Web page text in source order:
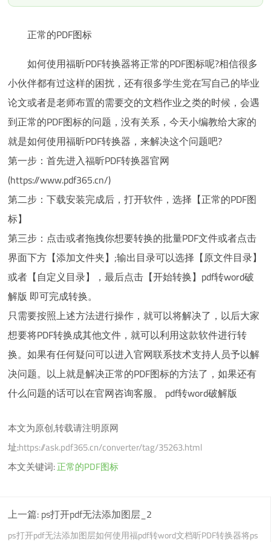
转换器
正常的PDF图标
如何使用福昕PDF转换器将正常的PDF图标呢?相信很多
小伙伴都有过这样的困扰，还有很多学生党在写自己的毕业
论文或者是老师布置的需要交的文档作业之类的时候，会遇
到正常的PDF图标的问题，没有关系，今天小编教给大家的
就是如何使用福昕PDF转换器，来解决这个问题吧?
第一步：首先进入福昕PDF转换器官网
(https://www.pdf365.cn/)
第二步：下载安装完成后，打开软件，选择【正常的PDF图
标】
第三步：点击或者拖拽你想要转换的批量PDF文件或者点击
界面下方【添加文件夹】;输出目录可以选择【原文件目录】
或者【自定义目录】，最后点击【开始转换】pdf转word破
解版 即可完成转换。
只需要按照上述方法进行操作，就可以将解决了，以后大家
想要将PDF转换成其他文件，就可以利用这款软件进行转
换。如果有任何疑问可以进入官网联系技术支持人员予以解
决问题。以上就是解决正常的PDF图标的方法了，如果还有
什么问题的话可以在官网咨询客服。 pdf转word破解版
本文为原创,转载请注明原网
址:https://ask.pdf365.cn/converter/tag/35263.html
本文关键词:正常的PDF图标
上一篇: ps打开pdf无法添加图层_2
ps打开pdf无法添加图层如何使用福pdf转word文档昕PDF转换器将ps